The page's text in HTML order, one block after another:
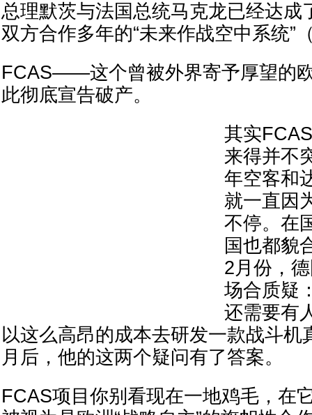
总理默茨与法国总统马克龙已经达成
双方合作多年的“未来作战空中系统”
FCAS——这个曾被外界寄予厚望的
此彻底宣告破产。
其实
来得并不
年空客和
就一直因
不停。在
国也都貌
2月份，
场合质疑
还需要有
以这么高昂的成本去研发一款战斗机
月后，他的这两个疑问有了答案。
FCAS项目你别看现在一地鸡毛，在